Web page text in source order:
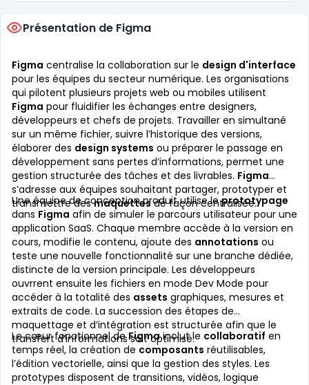
Présentation de Figma
Figma centralise la collaboration sur le design d'interface
pour les équipes du secteur numérique. Les organisations
qui pilotent plusieurs projets web ou mobiles utilisent
Figma pour fluidifier les échanges entre designers,
développeurs et chefs de projets. Travailler en simultané
sur un même fichier, suivre l’historique des versions,
élaborer des design systems ou préparer le passage en
développement sans pertes d’informations, permet une
gestion structurée des tâches et des livrables. Figma
s’adresse aux équipes souhaitant partager, prototyper et
transmettre desmaquettesde façon centralisée.
Une équipe de conception produit utilise leprototypage
dans Figma afin de simuler le parcours utilisateur pour une
application SaaS. Chaque membre accède à la version en
cours, modifie le contenu, ajoute des annotations ou
teste une nouvelle fonctionnalité sur une branche dédiée,
distincte de la version principale. Les développeurs
ouvrrent ensuite les fichiers en mode Dev Mode pour
accéder à la totalité des assets graphiques, mesures et
extraits de code. La succession des étapes de
maquettage et d’intégration est structurée afin que le
transfert d’informations soit optimisé.
Le cœur fonctionnel deFigmainclut le collaboratif en
temps réel, la création de composants réutilisables,
l’édition vectorielle, ainsi que la gestion des styles. Les
prototypes disposent de transitions, vidéos, logique